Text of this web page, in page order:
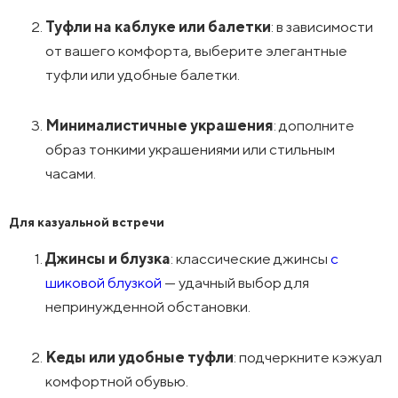
Туфли на каблуке или балетки: в зависимости
от вашего комфорта, выберите элегантные
туфли или удобные балетки.
Минималистичные украшения: дополните
образ тонкими украшениями или стильным
часами.
Для казуальной встречи
Джинсы и блузка: классические джинсыс
шиковой блузкой — удачный выбор для
непринужденной обстановки.
Кеды или удобные туфли: подчеркните кэжуал
комфортной обувью.